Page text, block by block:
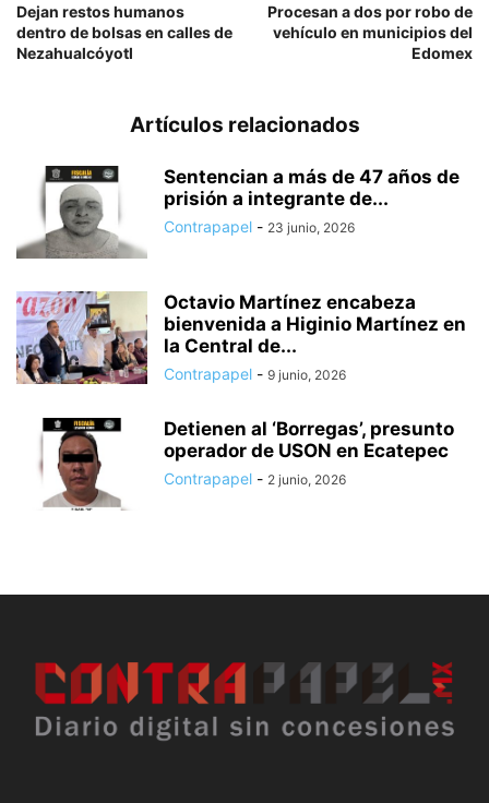
Dejan restos humanos
dentro de bolsas en calles de
Nezahualcóyotl
Procesan a dos por robo de
vehículo en municipios del
Edomex
Artículos relacionados
Sentencian a más de 47 años de
prisión a integrante de...
Contrapapel - 23 junio, 2026
Octavio Martínez encabeza
bienvenida a Higinio Martínez en
la Central de...
Contrapapel - 9 junio, 2026
Detienen al ‘Borregas’, presunto
operador de USON en Ecatepec
Contrapapel - 2 junio, 2026